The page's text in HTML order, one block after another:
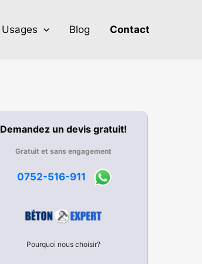
Usages Blog Contact
Demandez un devis gratuit!
Gratuit et sans engagement
0752-516-911
Pourquoi nous choisir?